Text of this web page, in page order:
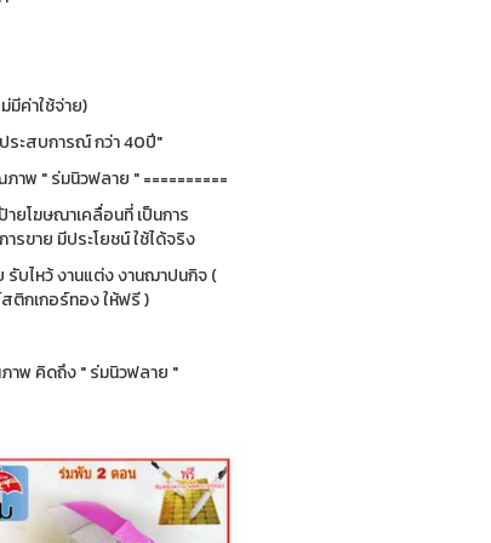
มีค่าใช้จ่าย)
ะสบการณ์ กว่า 40ปี"
าพ " ร่มนิวฟลาย " ==========
ยโฆษณาเคลื่อนที่ เป็นการ
รขาย มีประโยชน์ ใช้ได้จริง
รับไหว้ งานแต่ง งานฌาปนกิจ (
กเกอร์ทอง ให้ฟรี )
าพ คิดถึง " ร่มนิวฟลาย "